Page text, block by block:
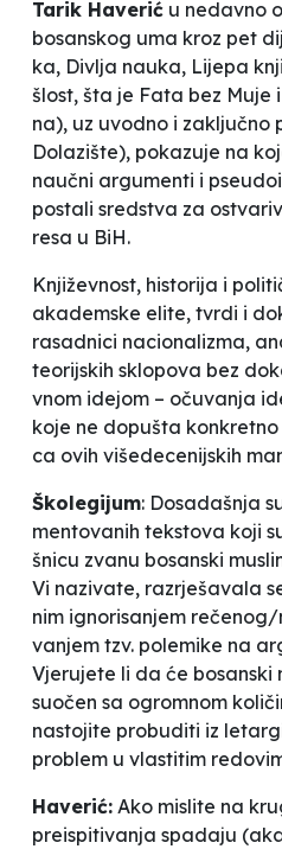
Ta­rik Ha­ve­rić u ne­da­vno
bo­san­skog uma kroz pet
ka, Div­lja na­uka, Li­je­pa
šlost, šta je Fa­ta bez
na), uz uvo­dno i za­ključno
Do­la­zi­šte), po­ka­zu­je na
naučni ar­gu­men­ti i
pos­ta­li sred­stva za
re­sa u BiH.
Knjiže­vnost, his­to­ri­ja i
aka­dem­ske eli­te, tvrdi i
ra­sa­dni­ci na­ci­ona­li­zma,
te­orij­skih sklo­po­va bez
vnom ide­jom – očuva­nja
ko­je ne do­pu­šta
ca ovih vi­še­de­ce­nij­skih
Ško­le­gi­jum: Do­sa­daš­nja
men­to­va­nih tek­sto­va ko­ji
šni­cu zva­nu bo­san­ski
Vi na­zi­va­te, ra­zrje­ša­va­la
nim igno­ri­sa­njem
va­njem tzv. po­le­mi­ke na
Vje­ru­je­te li da će bo­san­ski
suočen sa ogromnom
nas­to­ji­te pro­bu­di­ti iz
pro­blem u vlas­ti­tim
Ha­ve­rić: Ako mi­sli­te na
prei­spi­ti­va­nja spa­da­ju